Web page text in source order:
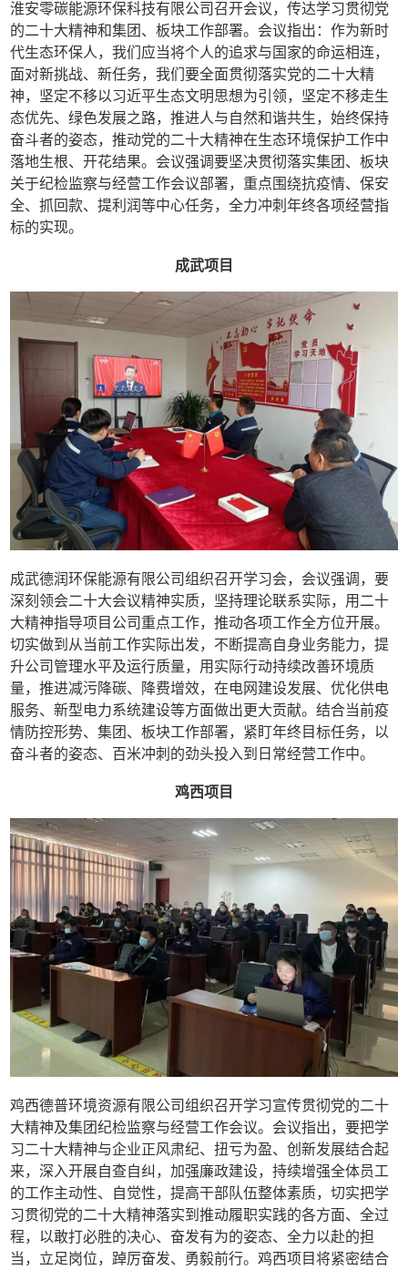
淮安零碳能源环保科技有限公司召开会议，传达学习贯彻党
的二十大精神和集团、板块工作部署。会议指出：作为新时
代生态环保人，我们应当将个人的追求与国家的命运相连，
面对新挑战、新任务，我们要全面贯彻落实党的二十大精
神，坚定不移以习近平生态文明思想为引领，坚定不移走生
态优先、绿色发展之路，推进人与自然和谐共生，始终保持
奋斗者的姿态，推动党的二十大精神在生态环境保护工作中
落地生根、开花结果。会议强调要坚决贯彻落实集团、板块
关于纪检监察与经营工作会议部署，重点围绕抗疫情、保安
全、抓回款、提利润等中心任务，全力冲刺年终各项经营指
标的实现。
成武项目
成武德润环保能源有限公司组织召开学习会，会议强调，要
深刻领会二十大会议精神实质，坚持理论联系实际，用二十
大精神指导项目公司重点工作，推动各项工作全方位开展。
切实做到从当前工作实际出发，不断提高自身业务能力，提
升公司管理水平及运行质量，用实际行动持续改善环境质
量，推进减污降碳、降费增效，在电网建设发展、优化供电
服务、新型电力系统建设等方面做出更大贡献。结合当前疫
情防控形势、集团、板块工作部署，紧盯年终目标任务，以
奋斗者的姿态、百米冲刺的劲头投入到日常经营工作中。
鸡西项目
鸡西德普环境资源有限公司组织召开学习宣传贯彻党的二十
大精神及集团纪检监察与经营工作会议。会议指出，要把学
习二十大精神与企业正风肃纪、扭亏为盈、创新发展结合起
来，深入开展自查自纠，加强廉政建设，持续增强全体员工
的工作主动性、自觉性，提高干部队伍整体素质，切实把学
习贯彻党的二十大精神落实到推动履职实践的各方面、全过
程，以敢打必胜的决心、奋发有为的姿态、全力以赴的担
当，立足岗位，踔厉奋发、勇毅前行。鸡西项目将紧密结合